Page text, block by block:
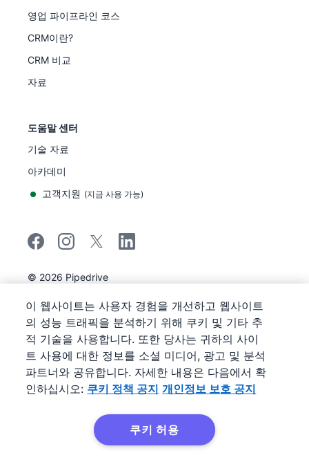
영업 파이프라인 코스
CRM이란?
CRM 비교
자료
도움말 센터
기술 자료
아카데미
고객지원 (지금 사용 가능)
© 2026 Pipedrive
Pipedrive
개인정보 보호 공지
사이트 맵
쿠키 정책 공지
쿠키 기본 설정
Pipedrive는 웹 기반 영업 CRM입니다.
이 웹사이트는 사용자 경험을 개선하고 웹사이트
의 성능 트래픽을 분석하기 위해 쿠키 및 기타 추
적 기술을 사용합니다. 또한 당사는 귀하의 사이
트 사용에 대한 정보를 소셜 미디어, 광고 및 분석
파트너와 공유합니다. 자세한 내용은 다음에서 확
인하십시오: 쿠키 정책 공지 개인정보 보호 공지
쿠키 허용